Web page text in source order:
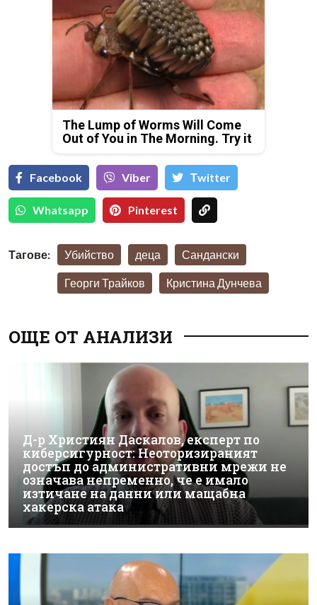
The Lump of Worms Will Come
Out of You in The Morning. Try it
Facebook Viber Тwitter
Whatsapp Pinterest
Тагове: Убийство деца Сандански
Георги Трайков Кристина Дунчева
ОЩЕ ОТ АНАЛИЗИ
Д-р Християн Даскалов, експерт по
киберсигурност: Неоторизираният
достъп до административни мрежи не
означава непременно, че е имало
изтичане на данни или мащабна
хакерска атака